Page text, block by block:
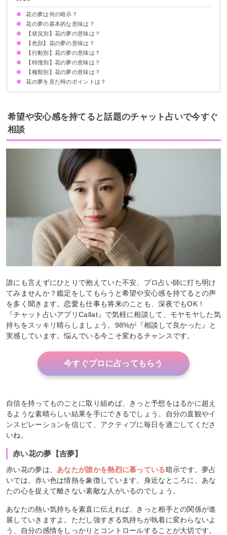
花の夢は何の暗示？
花の夢の基本的な意味は？
①才能が開花する暗示
②恋愛が成就する暗示
状況によって意味が決まる
【状況別】花の夢の意味は？
花をもらう夢【吉夢】
花が咲く夢【吉夢】
花が満開の夢【吉夢】
花が枯れている夢【警告夢】
料理に花が乗っている夢【吉夢】
花びらが舞う夢【警告夢】
【色別】花の夢の意味は？
ピンクの花の夢【吉夢】
オレンジの花の夢【吉夢】
黄色の花の夢【吉夢】
青い花の夢【吉夢】
紫の花の夢【吉夢】
白い花の夢【吉夢】
カラフルな花の夢【吉夢】
赤い花の夢【吉夢】
黒い花の夢【吉夢】
【行動別】花の夢の意味は？
花を買う夢【吉夢】
花を鉢に植える夢【吉夢】
花を生ける夢【吉夢】
花に水をあげる夢【吉夢】
花を食べる夢【吉夢】
花を選ぶ夢【警告夢】
花の歌を歌う夢【吉夢】
花屋で働く夢【吉夢】
【特徴別】花の夢の意味は？
花束の夢【吉夢】
花畑の夢【吉夢】
見たことない花の夢【吉夢】
大きな花の夢【吉夢】
花のつぼみの夢【吉夢】
【種類別】花の夢の意味は？
チューリップの夢【吉夢】
桜の夢【吉夢】
あやめの夢【吉夢】
コスモスの夢【吉夢】
切り花の夢【吉夢】
バラの夢【吉夢】
百合の夢【吉夢】
花の夢を見た時のポイントは？
恋愛に積極的になる
吉夢なら話さず警告夢や凶夢は人に話す
希望や安心感を持てると話題のチャット占いで今すぐ
相談
誰にも言えずにひとりで抱えていた不安、プロ占い師に打ち明け
てみませんか？鑑定をしてもらうと希望や安心感を持てるとの声
を多く聞きます。恋愛も仕事も将来のことも、深夜でもOK！
『チャット占いアプリCallat』で気軽に相談して、モヤモヤした気
持ちをスッキリ晴らしましょう。98%が『相談して良かった』と
実感しています。悩んでいる今こそ変わるチャンスです。
今すぐプロに占ってもらう
自信を持ってものごとに取り組めば、きっと予想をはるかに超え
るような素晴らしい結果を手にできるでしょう。自分の直観やイ
ンスピレーションを信じて、アクティブに毎日を過ごしてくださ
いね。
赤い花の夢【吉夢】
赤い花の夢は、 あなたが誰かを熱烈に慕っている暗示です。夢占
いでは、赤い色は情熱を象徴しています。身近なところに、あな
たの心を捉えて離さない素敵な人がいるのでしょう。
あなたの熱い気持ちを素直に伝えれば、きっと相手との関係が進
展していきますよ。ただし強すぎる気持ちが執着に変わらないよ
う、自分の感情をしっかりとコントロールすることが大切です。